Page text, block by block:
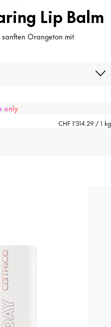
Lip Balm
Orangeton mit
only
CHF 1'314.29 / 1 kg